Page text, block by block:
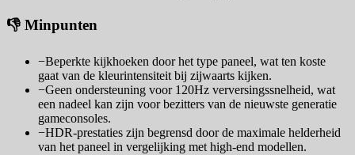
👎 Minpunten
−Beperkte kijkhoeken door het type paneel, wat ten koste
gaat van de kleurintensiteit bij zijwaarts kijken.
−Geen ondersteuning voor 120Hz verversingssnelheid, wat
een nadeel kan zijn voor bezitters van de nieuwste generatie
gameconsoles.
−HDR-prestaties zijn begrensd door de maximale helderheid
van het paneel in vergelijking met high-end modellen.